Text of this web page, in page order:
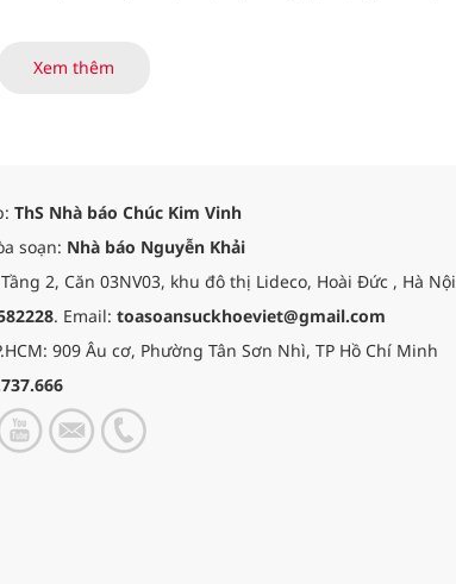
Xem thêm
ThS Nhà báo Chúc Kim Vinh
soạn: Nhà báo Nguyễn Khải
2, Căn 03NV03, khu đô thị Lideco, Hoài Đức , Hà Nội
. Email: toasoansuckhoeviet@gmail.com
909 Âu cơ, Phường Tân Sơn Nhì, TP Hồ Chí Minh